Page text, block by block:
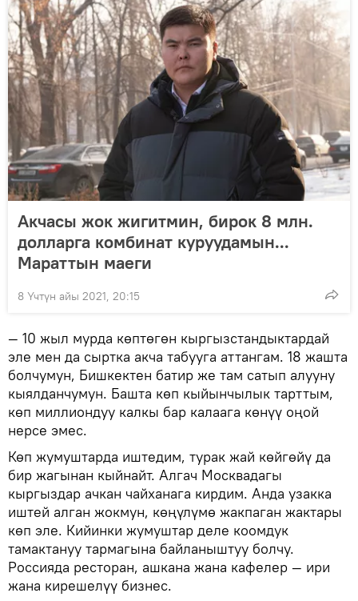
Акчасы жок жигитмин, бирок 8 млн.
долларга комбинат куруудамын...
Мараттын маеги
8 Үчтүн айы 2021, 20:15
— 10 жыл мурда көптөгөн кыргызстандыктардай
эле мен да сыртка акча табууга аттангам. 18 жашта
болчумун, Бишкектен батир же там сатып алууну
кыялданчумун. Башта көп кыйынчылык тарттым,
көп миллиондуу калкы бар калаага көнүү оңой
нерсе эмес.
Көп жумуштарда иштедим, турак жай көйгөйү да
бир жагынан кыйнайт. Алгач Москвадагы
кыргыздар ачкан чайханага кирдим. Анда узакка
иштей алган жокмун, көңүлүмө жакпаган жактары
көп эле. Кийинки жумуштар деле коомдук
тамактануу тармагына байланыштуу болчу.
Россияда ресторан, ашкана жана кафелер — ири
жана кирешелүү бизнес.